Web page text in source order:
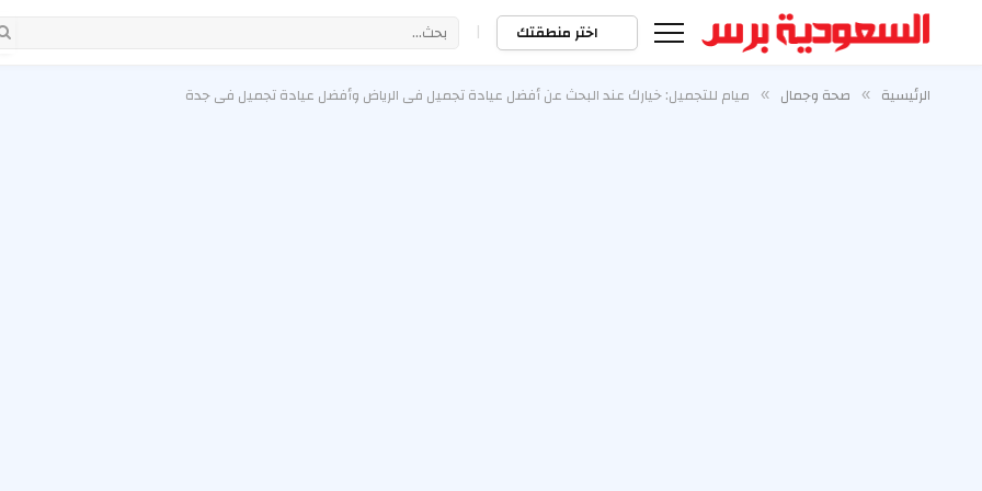
اختر منطقتك |
الرئيسية » صحة وجمال » ميام للتجميل: خيارك عند البحث عن أفضل عيادة تجميل في الرياض وأفضل عيادة تجميل في جدة